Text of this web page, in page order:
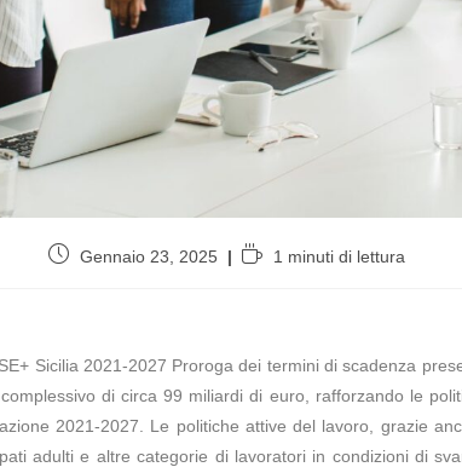
Gennaio 23, 2025 1 minuti di lettura
Sicilia 2021-2027 Proroga dei termini di scadenza
di circa 99 miliardi di euro, rafforzando le
2021-2027. Le politiche attive del lavoro, grazie
adulti e altre categorie di lavoratori in condizioni di